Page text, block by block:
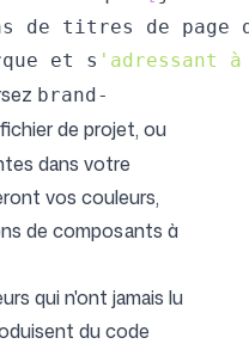
et s 'adressant
brand-
de projet, ou
dans votre
vos couleurs,
de composants à
qui n'ont jamais lu
du code